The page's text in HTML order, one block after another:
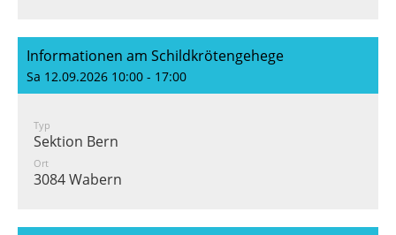
Informationen am Schildkrötengehege
Sa 12.09.2026 10:00 - 17:00
Typ
Sektion Bern
Ort
3084 Wabern